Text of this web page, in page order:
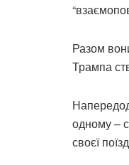
Разом
Трампа
одному –
своєї